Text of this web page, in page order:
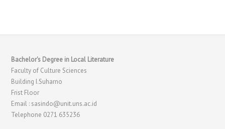
Bachelor's Degree in Local Literature
Faculty of Culture Sciences
Building I.Suharno
Frist Floor
Email : sasindo@unit.uns.ac.id
Telephone 0271 635236